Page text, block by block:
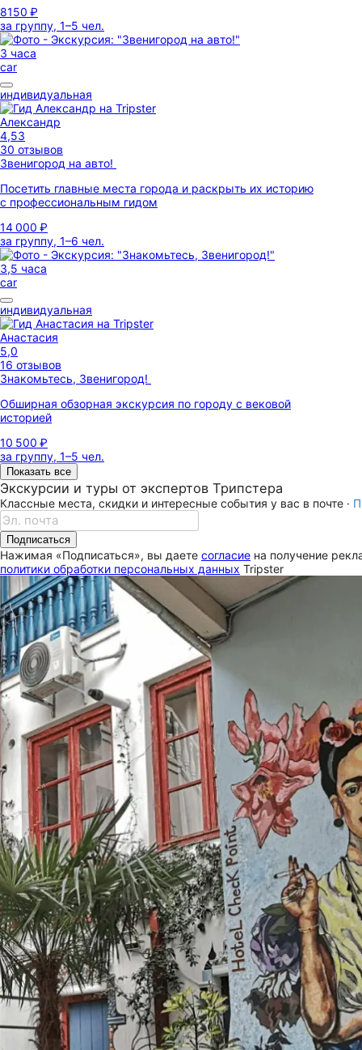
8150 ₽
за группу, 1–5 чел.
3 часа
car
индивидуальная
Александр
4,53
30 отзывов
Звенигород на авто!
Посетить главные места города и раскрыть их историю
с профессиональным гидом
14 000 ₽
за группу, 1–6 чел.
3,5 часа
car
индивидуальная
Анастасия
5,0
16 отзывов
Знакомьтесь, Звенигород!
Обширная обзорная экскурсия по городу с вековой
историей
10 500 ₽
за группу, 1–5 чел.
Показать все
Экскурсии и туры от экспертов Трипстера
Классные места, скидки и интересные события у вас в почте ·
Подписаться
Нажимая «Подписаться», вы даете согласие на получение
политики обработки персональных данных Tripster